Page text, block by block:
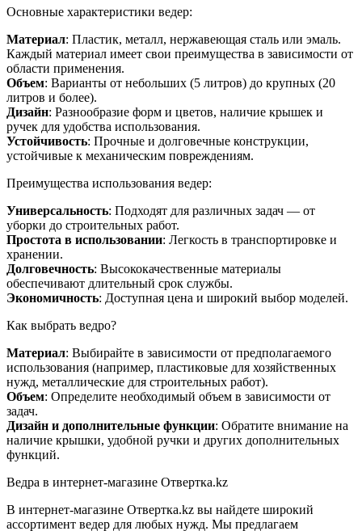
Основные характеристики ведер:
Материал: Пластик, металл, нержавеющая сталь или эмаль.
Каждый материал имеет свои преимущества в зависимости от
области применения.
Объем: Варианты от небольших (5 литров) до крупных (20
литров и более).
Дизайн: Разнообразие форм и цветов, наличие крышек и
ручек для удобства использования.
Устойчивость: Прочные и долговечные конструкции,
устойчивые к механическим повреждениям.
Преимущества использования ведер:
Универсальность: Подходят для различных задач — от
уборки до строительных работ.
Простота в использовании: Легкость в транспортировке и
хранении.
Долговечность: Высококачественные материалы
обеспечивают длительный срок службы.
Экономичность: Доступная цена и широкий выбор моделей.
Как выбрать ведро?
Материал: Выбирайте в зависимости от предполагаемого
использования (например, пластиковые для хозяйственных
нужд, металлические для строительных работ).
Объем: Определите необходимый объем в зависимости от
задач.
Дизайн и дополнительные функции: Обратите внимание на
наличие крышки, удобной ручки и других дополнительных
функций.
Ведра в интернет-магазине Отвертка.kz
В интернет-магазине Отвертка.kz вы найдете широкий
ассортимент ведер для любых нужд. Мы предлагаем